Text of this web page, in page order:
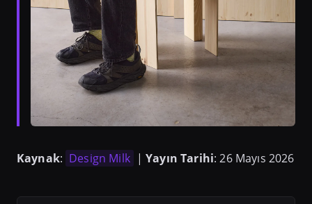
Kaynak: Design Milk |Yayın Tarihi: 26 Mayıs 2026